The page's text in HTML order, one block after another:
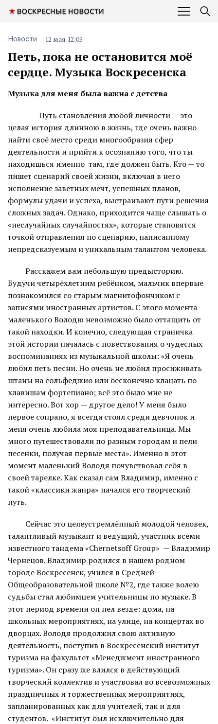
Петь, пока не остановится моё
сердце. Музыка Воскресенска
Новости 12 мая 12:05
Музыка для меня была важна с детства
Путь становления любой личности — это
целая история длинною в жизнь, где очень важно
найти своё место среди многообразия сфер
деятельности и прийти к осознанию того, что ты
находишься именно там, где должен быть. Кто — то
пишет сценарий своей жизни, включая в него
исполнение заветных мечт, успешных планов,
формулы удачи и успеха, выстраивают пути решения
сложных задач. Однако, приходится чаще слышать о
«неслучайных случайностях», которые становятся
точкой отправления по сценарию, написанному
непредсказуемым и уникальным талантом человека.
Расскажем вам небольшую предысторию.
Будучи четырёхлетним ребёнком, мальчик впервые
познакомился со старым магнитофончиком с
записями иностранных артистов. С этого момента
маленького Володю невозможно было оттащить от
такой находки. И конечно, следующая страничка
этой истории началась с повествования о чудесных
воспоминаниях из музыкальной школы: «Я очень
любил петь песни. Но очень не любил просиживать
штаны на сольфеджио или бесконечно клацать по
клавишам фортепиано; всё это было мне не
интересно. Вот хор — другое дело! У меня было
первое сопрано, я всегда стоял среди девчонок и
меня очень любила моя преподавательница. Мы
много путешествовали по разным городам и пели
песенки, получая первые места». Именно в этот
момент маленький Володя почувствовал себя в
своей тарелке. Как сказал сам Владимир, именно с
такой «классики жанра» начался его творческий
путь.
Сейчас это целеустремлённый молодой человек,
талантливый музыкант и ведущий, участник всеми
известного тандема «Chernetsoff Group» — Владимир
Чернецов. Владимир родился в нашем родном
городе Воскресенск, учился в Средней
Общеобразовательной школе №2, где также волею
судьбы стал любимцем учительницы по музыке. В
этот период времени он пел везде: дома, на
школьных мероприятиях, на улице, на концертах во
дворцах. Володя продолжил свою активную
деятельность, поступив в Воскресенский институт
туризма на факультет «Менеджмент иностранного
туризма». Он сразу же влился в действующий
творческий коллектив и участвовал во всевозможных
праздничных и торжественных мероприятиях,
запланированных как для учителей, так и для
студентов. «Институт был исключительно для